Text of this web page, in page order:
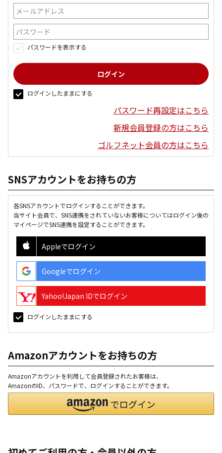
パスワードを表示する
ログインしたままにする
パスワード再設定はこちら
新規会員登録の方はこちら
ゴルフネット会員の方はこちら
SNSアカウントをお持ちの方
各SNSアカウントでログインすることができます。
当サイト会員で、SNS連携をされていないお客様についてはログイン後の
マイページでSNS連携を設定することができます。
Appleでログイン
Googleでログイン
Yahoo!Japan IDでログイン
ログインしたままにする
Amazonアカウントをお持ちの方
Amazonアカウントを利用して会員登録されたお客様は、
AmazonのID、パスワードで、ログインすることができます。